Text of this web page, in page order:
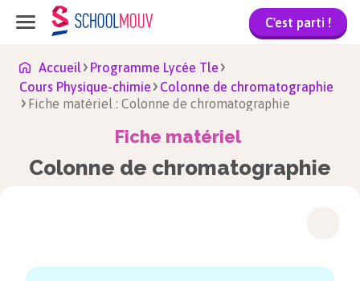
C'est parti !
Accueil
Programme Lycée Tle
Cours Physique-chimie
Colonne de chromatographie
Fiche matériel : Colonne de chromatographie
Fiche matériel
Colonne de chromatographie